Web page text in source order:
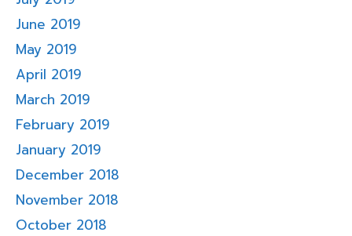
June 2019
May 2019
April 2019
March 2019
February 2019
January 2019
December 2018
November 2018
October 2018